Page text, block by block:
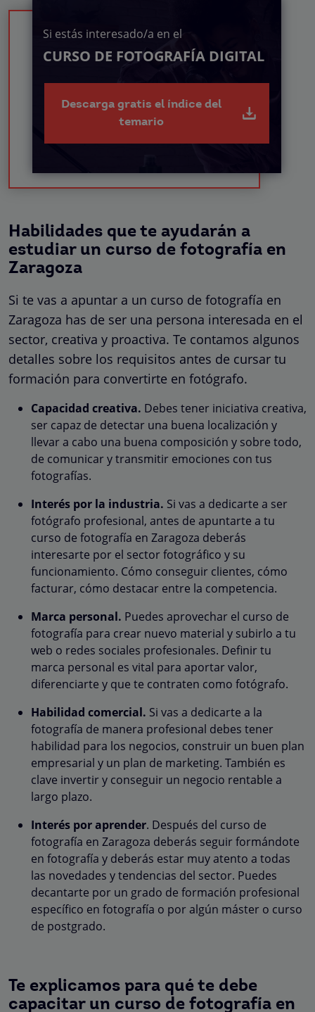
Si estás interesado/a en el
CURSO DE FOTOGRAFÍA DIGITAL
Descarga gratis el índice del
temario
Habilidades que te ayudarán a
estudiar un curso de fotografía en
Zaragoza
Si te vas a apuntar a un curso de fotografía en
Zaragoza has de ser una persona interesada en el
sector, creativa y proactiva. Te contamos algunos
detalles sobre los requisitos antes de cursar tu
formación para convertirte en fotógrafo.
Capacidad creativa. Debes tener iniciativa creativa,
ser capaz de detectar una buena localización y
llevar a cabo una buena composición y sobre todo,
de comunicar y transmitir emociones con tus
fotografías.
Interés por la industria. Si vas a dedicarte a ser
fotógrafo profesional, antes de apuntarte a tu
curso de fotografía en Zaragoza deberás
interesarte por el sector fotográfico y su
funcionamiento. Cómo conseguir clientes, cómo
facturar, cómo destacar entre la competencia.
Marca personal. Puedes aprovechar el curso de
fotografía para crear nuevo material y subirlo a tu
web o redes sociales profesionales. Definir tu
marca personal es vital para aportar valor,
diferenciarte y que te contraten como fotógrafo.
Habilidad comercial. Si vas a dedicarte a la
fotografía de manera profesional debes tener
habilidad para los negocios, construir un buen plan
empresarial y un plan de marketing. También es
clave invertir y conseguir un negocio rentable a
largo plazo.
Interés por aprender. Después del curso de
fotografía en Zaragoza deberás seguir formándote
en fotografía y deberás estar muy atento a todas
las novedades y tendencias del sector. Puedes
decantarte por un grado de formación profesional
específico en fotografía o por algún máster o curso
de postgrado.
Te explicamos para qué te debe
capacitar un curso de fotografía en